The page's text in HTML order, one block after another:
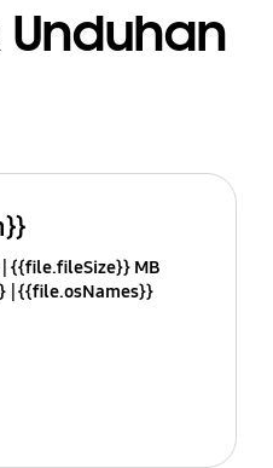
{{file.fileSize}} MB
{{file.osNames}}